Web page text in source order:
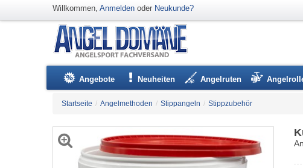
Willkommen, Anmelden oder Neukunde?
Angebote Neuheiten Angelruten
Startseite / Angelmethoden / Stippangeln / Stippzubehör